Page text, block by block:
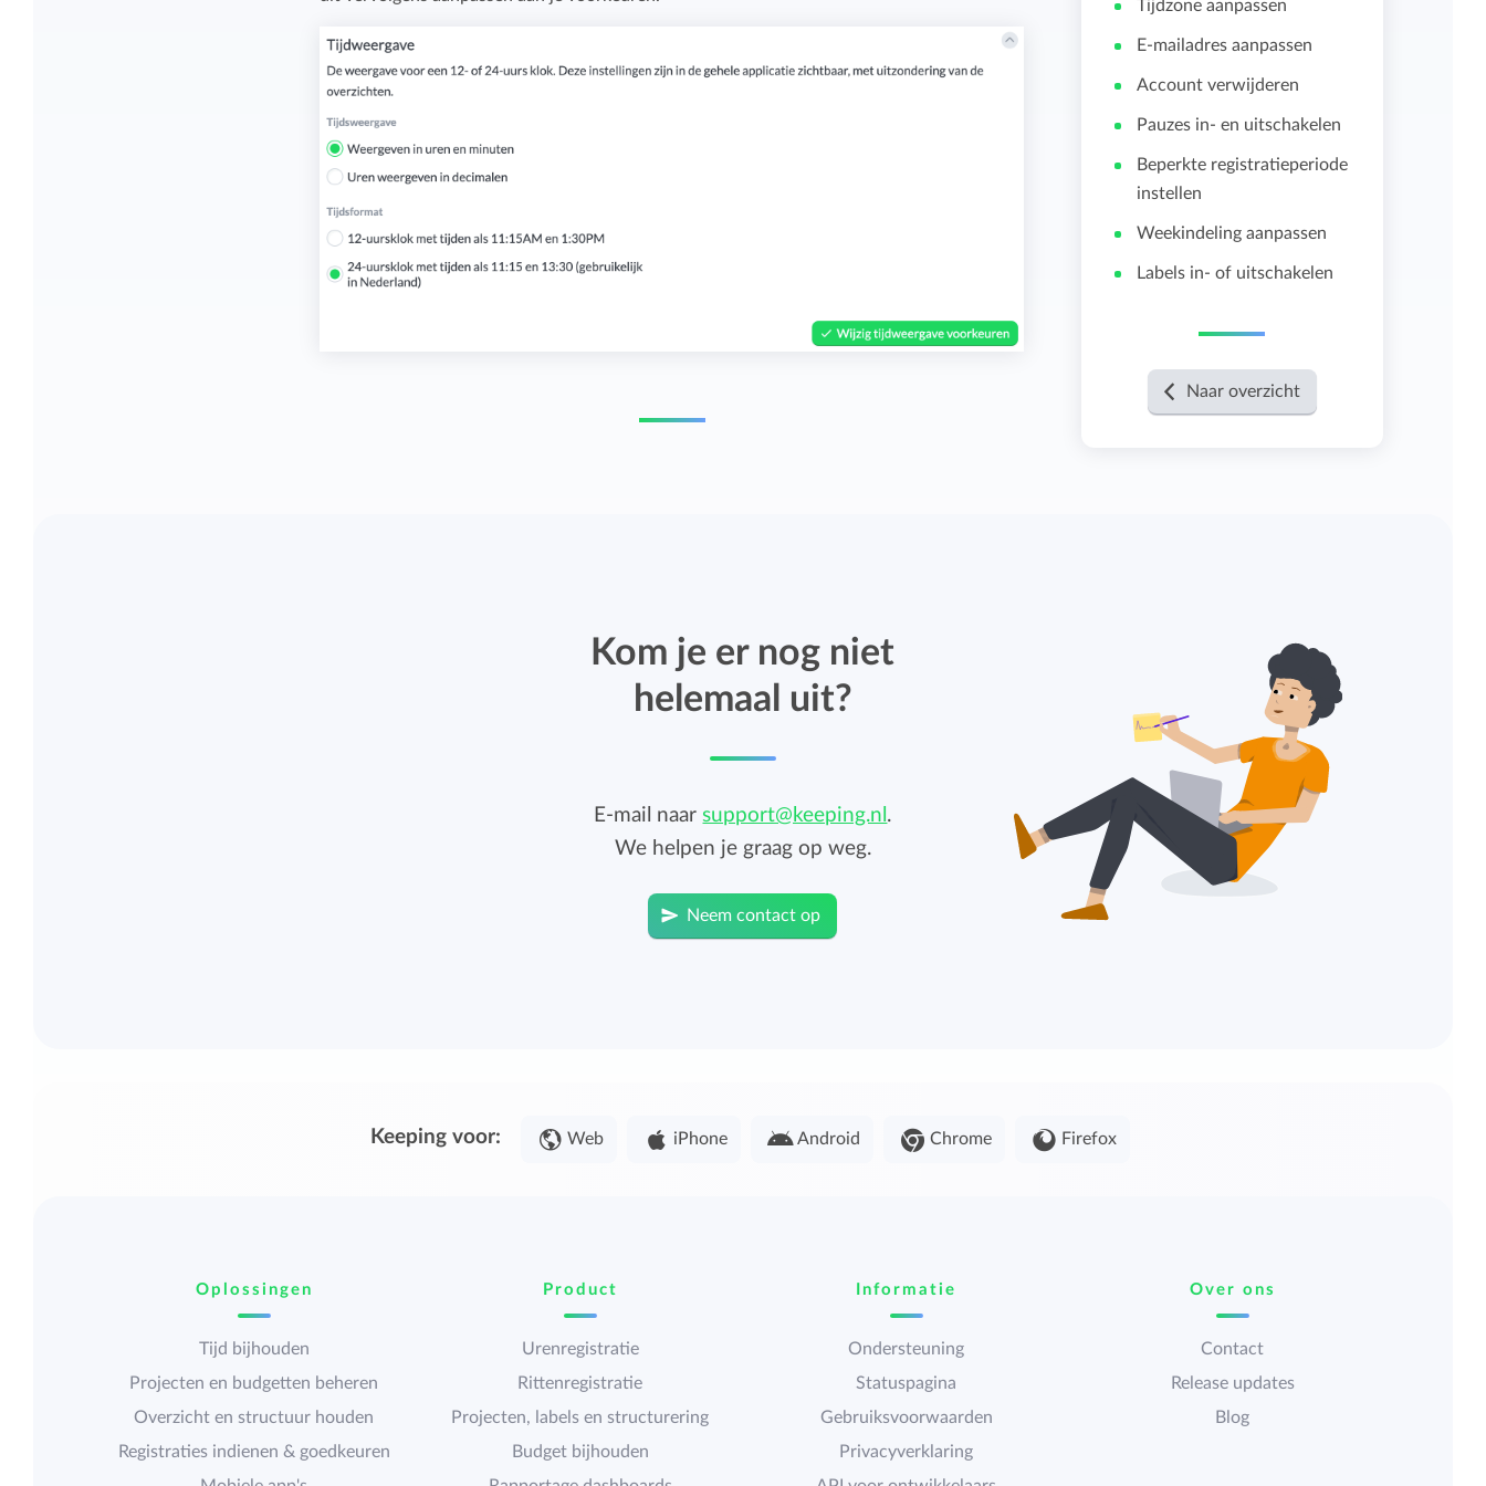
Houd overzicht en pas de structuur aan
die bij jou en je organisatie past.
boekhoudpakketten.
Deel Keeping precies in zoals bij je past.
Eenvoudig direct inzicht in de uren van je
overzichten.
Importeren en exporteren
Bekijk alle functies
Tijdzone aanpassen
E-mailadres aanpassen
Account verwijderen
Pauzes in- en uitschakelen
Beperkte registratieperiode
instellen
Weekindeling aanpassen
Labels in- of uitschakelen
Naar overzicht
Kom je er nog niet
helemaal uit?
E-mail naarsupport@keeping.nl .
We helpen je graag op weg.
Neem contact op
Keeping voor: Web iPhone Android Chrome Firefox
Oplossingen
Tijd bijhouden
Projecten en budgetten beheren
Overzicht en structuur houden
Registraties indienen & goedkeuren
Product
Urenregistratie
Rittenregistratie
Projecten, labels en structurering
Budget bijhouden
Informatie
Ondersteuning
Statuspagina
Gebruiksvoorwaarden
Privacyverklaring
Over ons
Contact
Release updates
Blog